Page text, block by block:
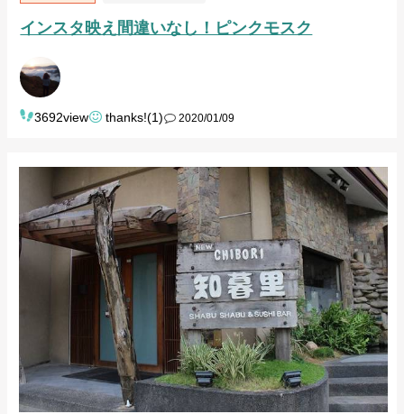
インスタ映え間違いなし！ピンクモスク
3692view thanks!(1) 2020/01/09